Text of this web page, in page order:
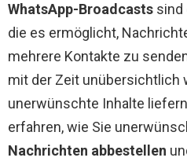
WhatsApp-Broadcasts sind
die es ermöglicht,
mehrere Kontakte zu
mit der Zeit unübersichtlich
unerwünschte Inhalte
erfahren, wie Sie
Nachrichten abbestellen